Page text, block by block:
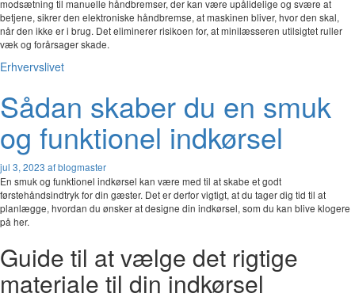
modsætning til manuelle håndbremser, der kan være upålidelige og svære at
betjene, sikrer den elektroniske håndbremse, at maskinen bliver, hvor den skal,
når den ikke er i brug. Det eliminerer risikoen for, at minilæsseren utilsigtet ruller
væk og forårsager skade.
Erhvervslivet
Sådan skaber du en smuk
og funktionel indkørsel
jul 3, 2023 af blogmaster
En smuk og funktionel indkørsel kan være med til at skabe et godt
førstehåndsindtryk for din gæster. Det er derfor vigtigt, at du tager dig tid til at
planlægge, hvordan du ønsker at designe din indkørsel, som du kan blive klogere
på her.
Guide til at vælge det rigtige
materiale til din indkørsel